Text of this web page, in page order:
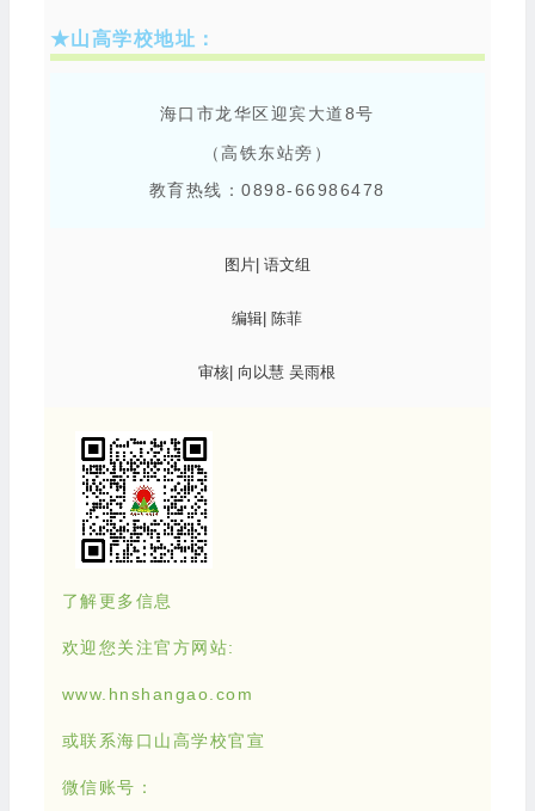
★山高学校地址：
海口市龙华区迎宾大道8号
（高铁东站旁）
教育热线：0898-66986478
图片| 语文组
编辑| 陈菲
审核| 向以慧 吴雨根
了解更多信息
欢迎您关注官方网站:
www.hnshangao.com
或联系海口山高学校官宣
微信账号：